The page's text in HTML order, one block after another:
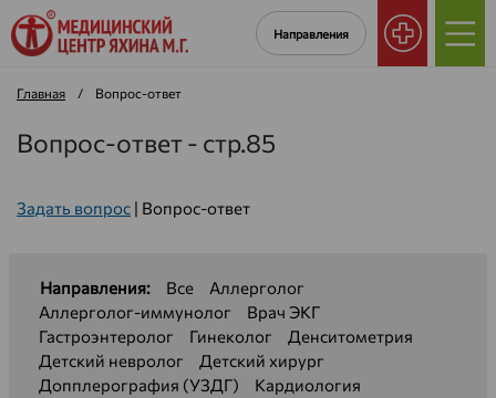
Направления
Главная / Вопрос-ответ
Вопрос-ответ - стр.85
Задать вопрос | Вопрос-ответ
Направления: Все
Аллерголог
Аллерголог-иммунолог
Врач ЭКГ
Гастроэнтеролог
Гинеколог
Денситометрия
Детский невролог
Детский хирург
Допплерография (УЗДГ)
Кардиология